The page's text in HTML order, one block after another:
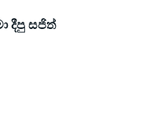
දීපු සජිත්